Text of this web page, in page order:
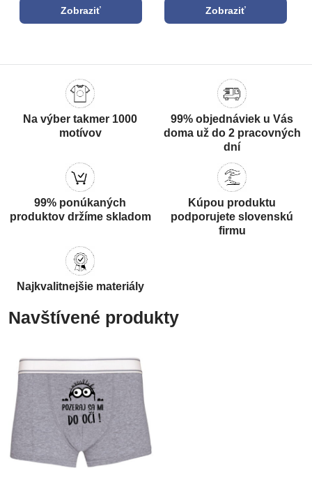
Zobraziť Zobraziť
Na výber takmer 1000
motívov
99% objednáviek u Vás
doma už do 2 pracovných
dní
99% ponúkaných
produktov držíme skladom
Kúpou produktu
podporujete slovenskú
firmu
Najkvalitnejšie materiály
Navštívené produkty